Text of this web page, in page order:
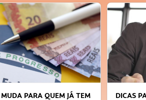
PARA QUEM JÁ TEM
DICAS